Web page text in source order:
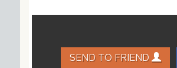
SEND TO FRIEND